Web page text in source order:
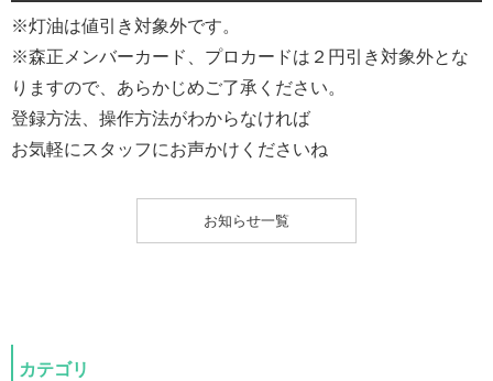
※灯油は値引き対象外です。
※森正メンバーカード、プロカードは２円引き対象外とな
りますので、あらかじめご了承ください。
登録方法、操作方法がわからなければ
お気軽にスタッフにお声かけくださいね
お知らせ一覧
カテゴリ